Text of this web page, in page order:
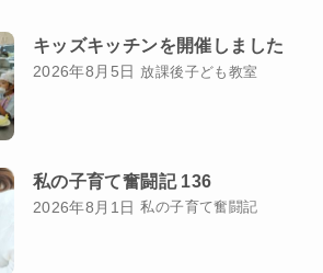
キッズキッチンを開催しました
2026年8月5日 放課後子ども教室
私の子育て奮闘記 136
2026年8月1日 私の子育て奮闘記